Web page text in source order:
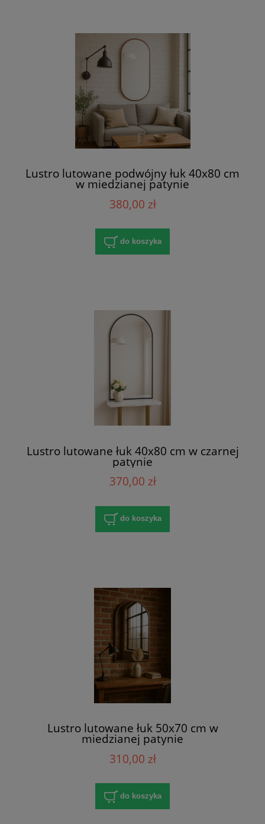
Lustro lutowane podwójny łuk 40x80 cm
w miedzianej patynie
380,00 zł
do koszyka
Lustro lutowane łuk 40x80 cm w czarnej
patynie
370,00 zł
do koszyka
Lustro lutowane łuk 50x70 cm w
miedzianej patynie
310,00 zł
do koszyka